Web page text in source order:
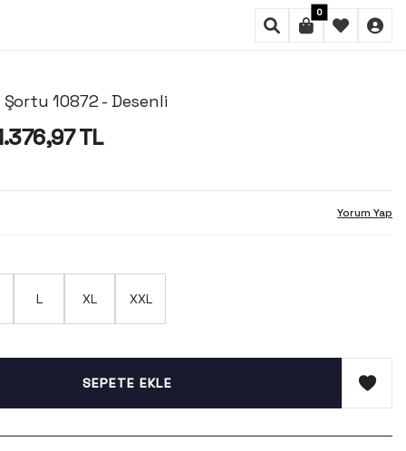
0
Şortu 10872 - Desenli
TL
Yorum Yap
L XL XXL
SEPETE EKLE